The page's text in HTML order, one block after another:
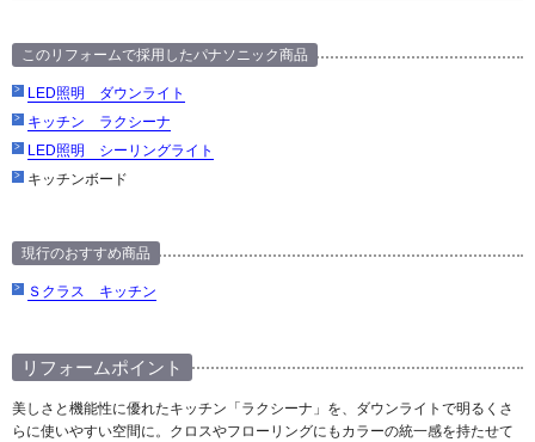
このリフォームで採用したパナソニック商品
LED照明 ダウンライト
キッチン ラクシーナ
LED照明 シーリングライト
キッチンボード
現行のおすすめ商品
Ｓクラス キッチン
リフォームポイント
美しさと機能性に優れたキッチン「ラクシーナ」を、ダウンライトで明るくさ
らに使いやすい空間に。クロスやフローリングにもカラーの統一感を持たせて